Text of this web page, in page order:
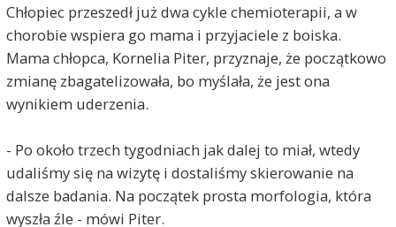
Chłopiec przeszedł już dwa cykle chemioterapii, a w
chorobie wspiera go mama i przyjaciele z boiska.
Mama chłopca, Kornelia Piter, przyznaje, że początkowo
zmianę zbagatelizowała, bo myślała, że jest ona
wynikiem uderzenia.
- Po około trzech tygodniach jak dalej to miał, wtedy
udaliśmy się na wizytę i dostaliśmy skierowanie na
dalsze badania. Na początek prosta morfologia, która
wyszła źle - mówi Piter.